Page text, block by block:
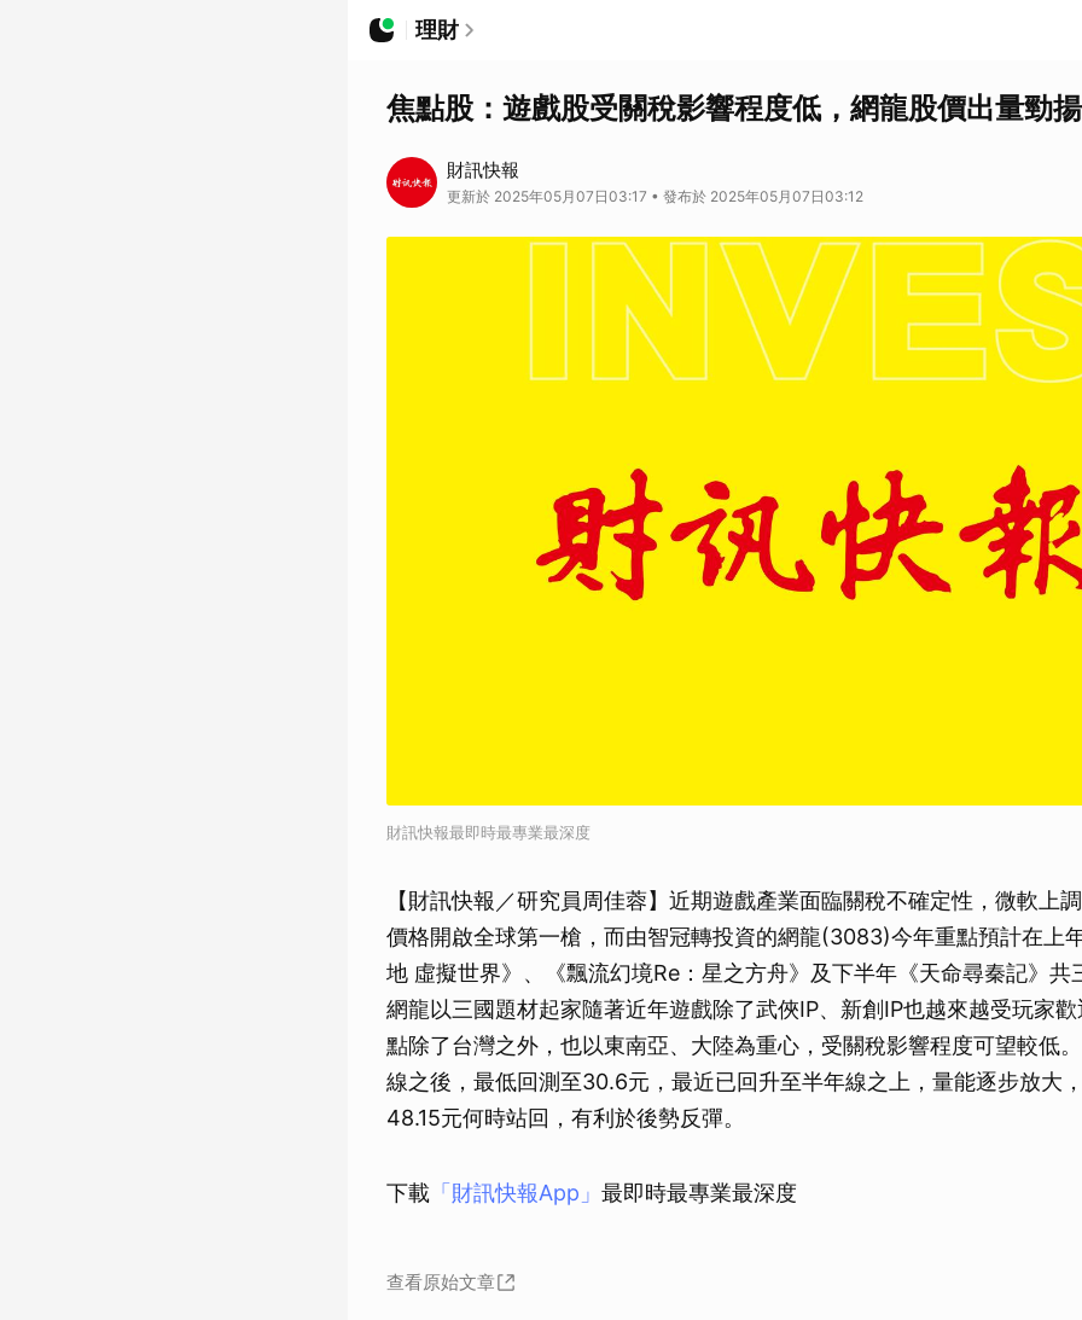
理財
焦點股：遊戲股受關稅影響程度低，網龍股價出量勁揚
財訊快報
更新於 2025年05月07日03:17 • 發布於 2025年05月07日03:12
財訊快報最即時最專業最深度
【財訊快報／研究員周佳蓉】近期遊戲產業面臨關稅不確定性，微軟上
價格開啟全球第一槍，而由智冠轉投資的網龍(3083)今年重點預計在上
地 虛擬世界》、《飄流幻境Re：星之方舟》及下半年《天命尋秦記》共
網龍以三國題材起家隨著近年遊戲除了武俠IP、新創IP也越來越受玩家
點除了台灣之外，也以東南亞、大陸為重心，受關稅影響程度可望較低
線之後，最低回測至30.6元，最近已回升至半年線之上，量能逐步放大
48.15元何時站回，有利於後勢反彈。
下載 「財訊快報App」 最即時最專業最深度
查看原始文章